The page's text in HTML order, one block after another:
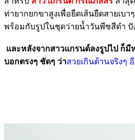
ท่ายากยกขาสูงเพื่อยืดเส้นยืดสายเบ
พร้อมกับรูปในชุดว่ายน้ำวันพีซสีดำ ปั
และหลังจากสาวแกรนด์ลงรูปไป ก็
บอกตรงๆ ชัดๆ ว่าสวยเกินต้านจริงๆ